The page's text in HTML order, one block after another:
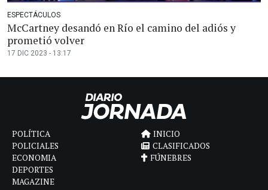
ESPECTÁCULOS
McCartney desandó en Río el camino del adiós y
prometió volver
17 DIC 2023 - 13:17
POLÍTICA
POLICIALES
ECONOMIA
DEPORTES
MAGAZINE
INICIO
CLASIFICADOS
FÚNEBRES